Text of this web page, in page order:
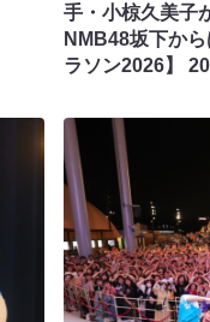
手・小椋久美子
NMB48坂下か
ラソン2026】